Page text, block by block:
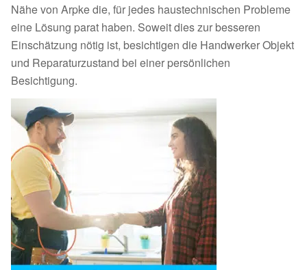
Nähe von Arpke die, für jedes haustechnischen Probleme
eine Lösung parat haben. Soweit dies zur besseren
Einschätzung nötig ist, besichtigen die Handwerker Objekt
und Reparaturzustand bei einer persönlichen
Besichtigung.